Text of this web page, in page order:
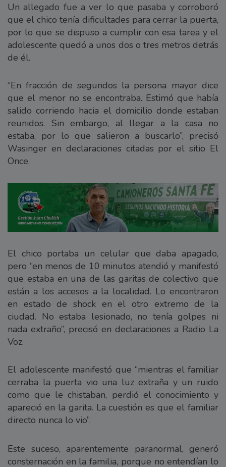
Un allegado fue a ver lo que pasaba y corroboró
que el chico tenía dificultades para cerrar la puerta,
por lo que se dispuso a cumplir con esa tarea y el
adolescente quedó a unos dos o tres metros detrás
de él.
“En fracción de segundos la persona mayor dice
que el menor no se encontraba. Estimó que había
salido corriendo hacia el domicilio donde estaban
reunidos. Sin embargo, al llegar a la casa no
estaba, por lo que salieron a buscarlo”, precisó
Wasinger en declaraciones citadas por el sitio El
Once.
El chico portaba un celular que daba apagado,
pero “en menos de 10 minutos atendió y manifestó
que estaba en una de las garitas de colectivo que
están a los accesos a la localidad. Lo encontraron
en estado de shock en el otro extremo de la
ciudad. No estaba lesionado, no tenía golpes ni
nada extraño”, precisó en declaraciones a Radio La
Voz.
El adolescente manifestó que “mientras el familiar
cerraba la puerta vio una luz extraña y un ruido
como que le chistaban, perdió el conocimiento y
apareció en la garita. La cuestión es que el familiar
directo nunca lo vio”.
Este suceso, aparentemente paranormal, generó
consternación en la familia, porque no entendían lo